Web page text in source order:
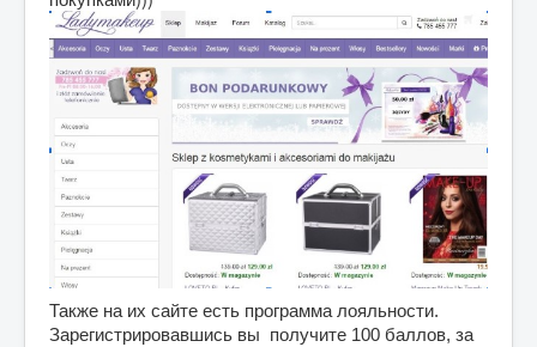
Зарегистрировавшись вы  получите 100 баллов, за